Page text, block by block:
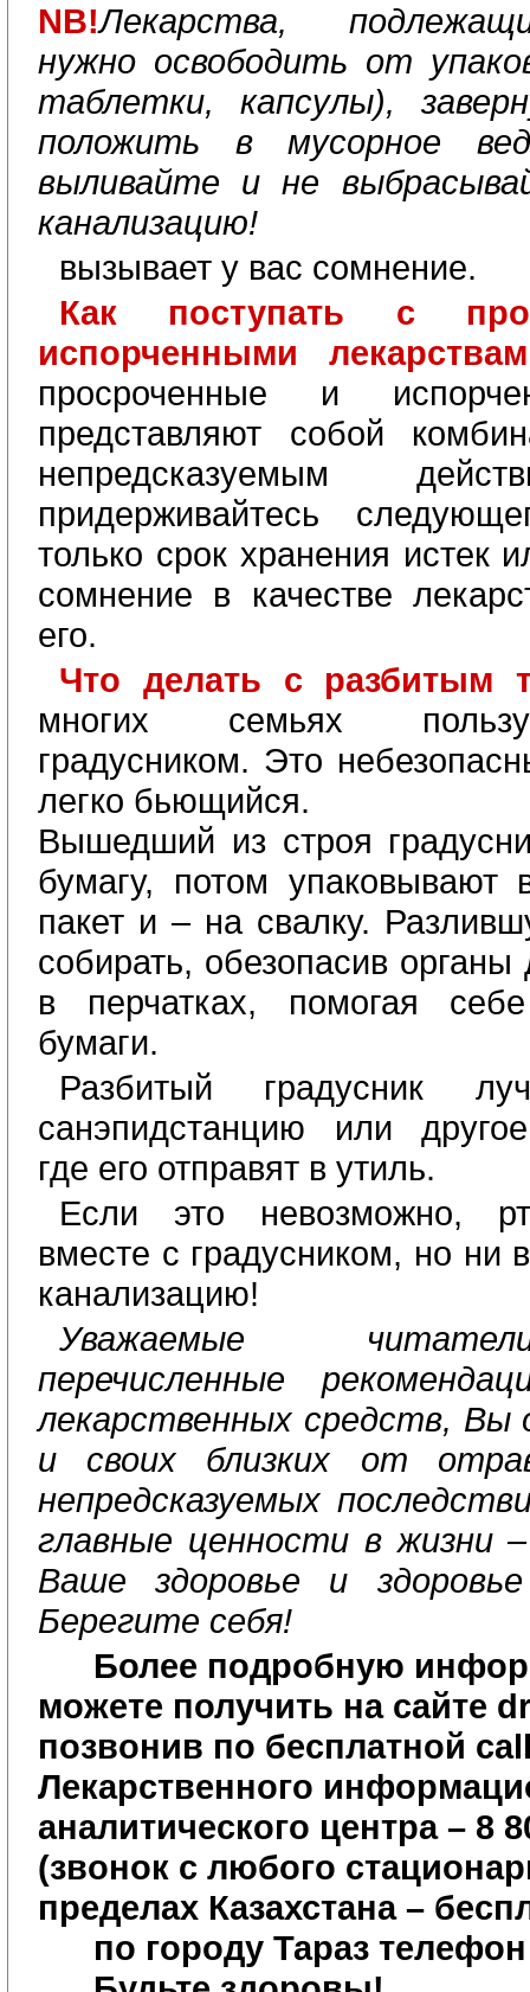
NB!Лекарства,
нужно освободить от
таблетки, капсулы),
положить в мусорное
выливайте и не
канализацию!
вызывает у вас сомнение.
Как поступать с
испорченными
просроченные и
представляют собой
непредсказуемым
придерживайтесь
только срок хранения истек
сомнение в качестве
его.
Что делать с разбитым
многих семьях
градусником. Это
легко бьющийся.
Вышедший из строя
бумагу, потом упаковывают
пакет и – на свалку.
собирать, обезопасив
в перчатках, помогая
бумаги.
Разбитый градусник
санэпидстанцию или
где его отправят в утиль.
Если это невозможно,
вместе с градусником, но ни
канализацию!
Уважаемые
перечисленные
лекарственных средств, Вы
и своих близких от
непредсказуемых
главные ценности в жизни
Ваше здоровье и
Берегите себя!
Более подробную
можете получить на сайте
позвонив по бесплатной
Лекарственного
аналитического центра – 8
(звонок с любого
пределах Казахстана –
по городу Тараз